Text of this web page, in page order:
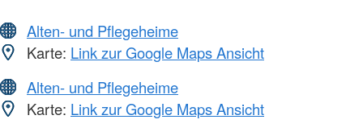
Alten- und Pflegeheime
Karte: Link zur Google Maps Ansicht
Alten- und Pflegeheime
Karte: Link zur Google Maps Ansicht